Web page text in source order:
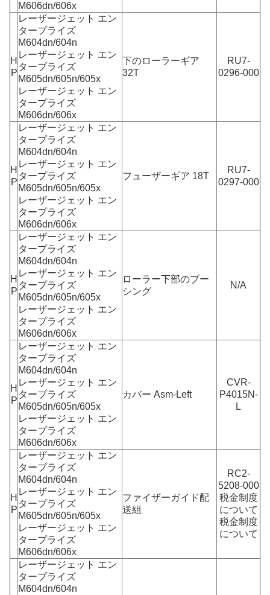
M606dn/606x
H
P
レーザージェット エン
タープライズ
M604dn/604n
レーザージェット エン
タープライズ
M605dn/605n/605x
レーザージェット エン
タープライズ
M606dn/606x
下のローラーギア
32T
RU7-
0296-000
H
P
レーザージェット エン
タープライズ
M604dn/604n
レーザージェット エン
タープライズ
M605dn/605n/605x
レーザージェット エン
タープライズ
M606dn/606x
フューザーギア 18T
RU7-
0297-000
H
P
レーザージェット エン
タープライズ
M604dn/604n
レーザージェット エン
タープライズ
M605dn/605n/605x
レーザージェット エン
タープライズ
M606dn/606x
ローラー下部のブー
シング
N/A
H
P
レーザージェット エン
タープライズ
M604dn/604n
レーザージェット エン
タープライズ
M605dn/605n/605x
レーザージェット エン
タープライズ
M606dn/606x
カバー Asm-Left
CVR-
P4015N-
L
H
P
レーザージェット エン
タープライズ
M604dn/604n
レーザージェット エン
タープライズ
M605dn/605n/605x
レーザージェット エン
タープライズ
M606dn/606x
ファイザーガイド配
送組
RC2-
5208-000
税金制度
について
税金制度
について
レーザージェット エン
タープライズ
M604dn/604n